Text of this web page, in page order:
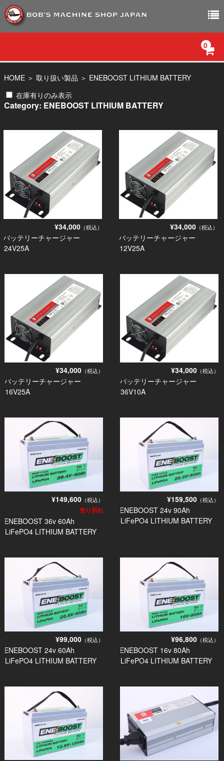
0
SHOPサイトトップ
PRODUCT
プライバシーポリシー
特定商取引法に基づく表記
HOME ＞ 取り扱い製品 ＞ ENEBOOST LITHIUM BATTERY
在庫有りのみ表示
Category: ENEBOOST LITHIUM BATTERY
¥34,000（税込）
バッテリーチャージャー
24V25A
¥34,000（税込）
バッテリーチャージャー
12V25A
¥34,000（税込）
バッテリーチャージャー
16V25A
¥34,000（税込）
バッテリーチャージャー
36V10A
¥149,600（税込）
売り切れ
ENEBOOST 36v 60Ah
LiFePO4 LITHIUM BATTERY
¥159,500（税込）
ENEBOOST 24v 90Ah
LiFePO4 LITHIUM BATTERY
¥99,000（税込）
ENEBOOST 24v 60Ah
LiFePO4 LITHIUM BATTERY
¥96,800（税込）
ENEBOOST 16v 80Ah
LiFePO4 LITHIUM BATTERY